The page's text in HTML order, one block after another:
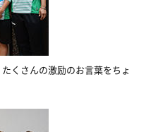
くさんの激励のお言葉をちょ